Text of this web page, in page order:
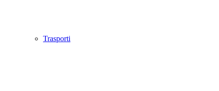
Trasporti